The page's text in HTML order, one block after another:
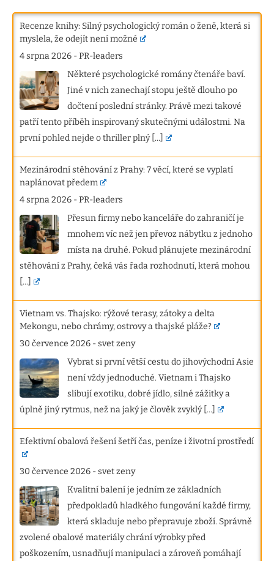
Recenze knihy: Silný psychologický román o ženě, která si
myslela, že odejít není možné
4 srpna 2026 -PR-leaders
Některé psychologické romány čtenáře baví.
Jiné v nich zanechají stopu ještě dlouho po
dočtení poslední stránky. Právě mezi takové
patří tento příběh inspirovaný skutečnými událostmi. Na
první pohled nejde o thriller plný [...]
Mezinárodní stěhování z Prahy: 7 věcí, které se vyplatí
naplánovat předem
4 srpna 2026 -PR-leaders
Přesun firmy nebo kanceláře do zahraničí je
mnohem víc než jen převoz nábytku z jednoho
místa na druhé. Pokud plánujete mezinárodní
stěhování z Prahy, čeká vás řada rozhodnutí, která mohou
[...]
Vietnam vs. Thajsko: rýžové terasy, zátoky a delta
Mekongu, nebo chrámy, ostrovy a thajské pláže?
30 července 2026 -svet zeny
Vybrat si první větší cestu do jihovýchodní Asie
není vždy jednoduché. Vietnam i Thajsko
slibují exotiku, dobré jídlo, silné zážitky a
úplně jiný rytmus, než na jaký je člověk zvyklý [...]
Efektivní obalová řešení šetří čas, peníze i životní prostředí
30 července 2026 -svet zeny
Kvalitní balení je jedním ze základních
předpokladů hladkého fungování každé firmy,
která skladuje nebo přepravuje zboží. Správně
zvolené obalové materiály chrání výrobky před
poškozením, usnadňují manipulaci a zároveň pomáhají